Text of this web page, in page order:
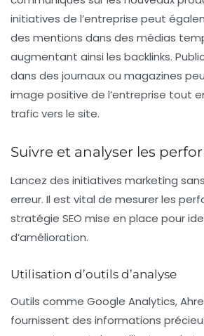
initiatives de l’entreprise peut
des mentions dans des médias
augmentant ainsi les backlinks.
dans des journaux ou magazines
image positive de l’entreprise tout
trafic vers le site.
Suivre et analyser les
Lancez des initiatives marketing
erreur. Il est vital de mesurer les
stratégie SEO mise en place pour
d’amélioration.
Utilisation d’outils d’analyse
Outils comme Google Analytics,
fournissent des informations